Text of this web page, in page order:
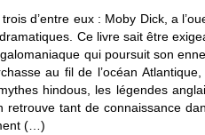
d’entre eux : Moby Dick, a
Ce livre sait être
qui poursuit son
au fil de l’océan
hindous, les légendes
tant de connaissance
(…)